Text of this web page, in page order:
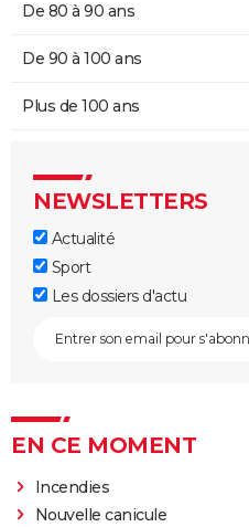
De 80 à 90 ans
De 90 à 100 ans
Plus de 100 ans
NEWSLETTERS
Actualité
Sport
Les dossiers d'actu
EN CE MOMENT
Incendies
Nouvelle canicule